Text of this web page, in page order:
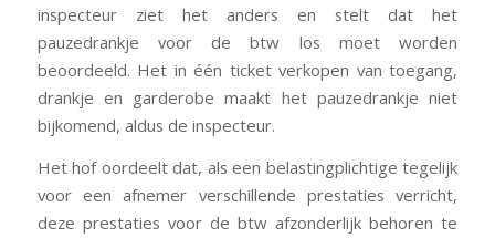
inspecteur ziet het anders en stelt dat het
pauzedrankje voor de btw los moet worden
beoordeeld. Het in één ticket verkopen van toegang,
drankje en garderobe maakt het pauzedrankje niet
bijkomend, aldus de inspecteur.
Het hof oordeelt dat, als een belastingplichtige tegelijk
voor een afnemer verschillende prestaties verricht,
deze prestaties voor de btw afzonderlijk behoren te